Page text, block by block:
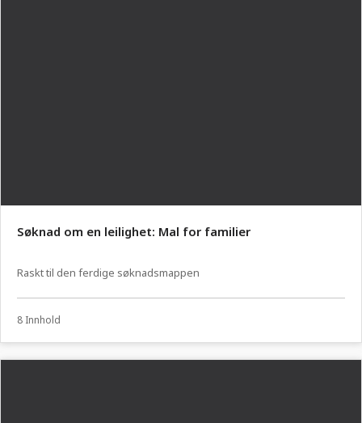
Søknad om en leilighet: Mal for familier
Raskt til den ferdige søknadsmappen
8 Innhold